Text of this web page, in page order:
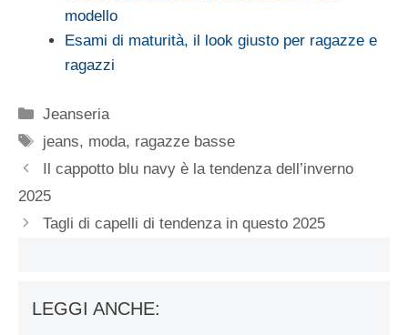
modello
Esami di maturità, il look giusto per ragazze e
ragazzi
Categorie
Jeanseria
Tag
jeans, moda, ragazze basse
Il cappotto blu navy è la tendenza dell’inverno
2025
Tagli di capelli di tendenza in questo 2025
LEGGI ANCHE: